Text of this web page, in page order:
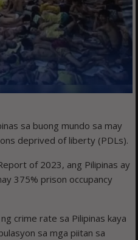
sa buong mundo sa may
deprived of liberty (PDLs).
of 2023, ang Pilipinas ay
375% prison occupancy
crime rate sa Pilipinas kaya
sa mga piitan sa